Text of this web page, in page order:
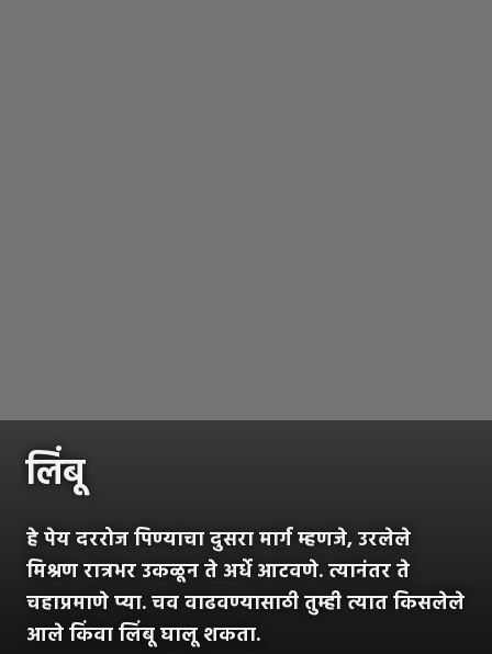
लिंबू
हे पेय दररोज पिण्याचा दुसरा मार्ग म्हणजे, उरलेले
मिश्रण रात्रभर उकळून ते अर्धे आटवणे. त्यानंतर ते
चहाप्रमाणे प्या. चव वाढवण्यासाठी तुम्ही त्यात किसलेले
आले किंवा लिंबू घालू शकता.